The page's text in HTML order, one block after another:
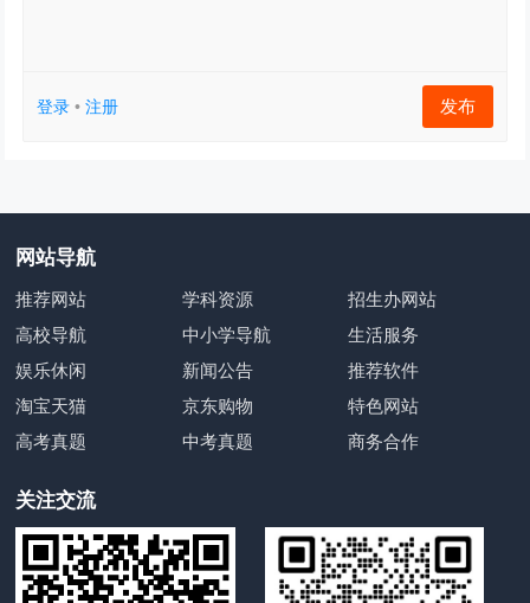
登录 •注册 发布
网站导航
推荐网站 学科资源
招生办网站
高校导航
中小学导航
生活服务
娱乐休闲
新闻公告
推荐软件
淘宝天猫
京东购物
特色网站
高考真题
中考真题 商务合作
关注交流